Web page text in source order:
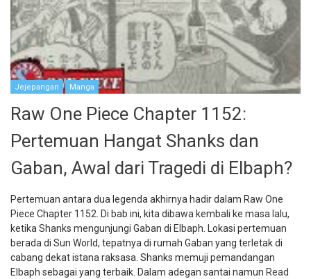
Jejepangan Manga
Raw One Piece Chapter 1152:
Pertemuan Hangat Shanks dan
Gaban, Awal dari Tragedi di Elbaph?
Pertemuan antara dua legenda akhirnya hadir dalam Raw One
Piece Chapter 1152. Di bab ini, kita dibawa kembali ke masa lalu,
ketika Shanks mengunjungi Gaban di Elbaph. Lokasi pertemuan
berada di Sun World, tepatnya di rumah Gaban yang terletak di
cabang dekat istana raksasa. Shanks memuji pemandangan
Elbaph sebagai yang terbaik. Dalam adegan santai namun Read